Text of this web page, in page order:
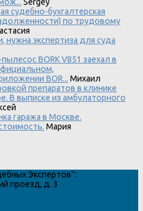
судебно-бухгалтерская
по трудовому
нужна экспертиза для суда
BORK V851 заехал в
BOR... Михаил
препаратов в клинике
В выписке из амбулаторного
гаража в Москве.
Мария
Экспертов":
проезд, д. 3